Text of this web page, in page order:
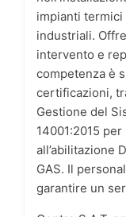
impianti
industriali.
intervento e
competenza è
certificazioni,
Gestione del
14001:2015
all’abilitazione
GAS. Il
garantire un